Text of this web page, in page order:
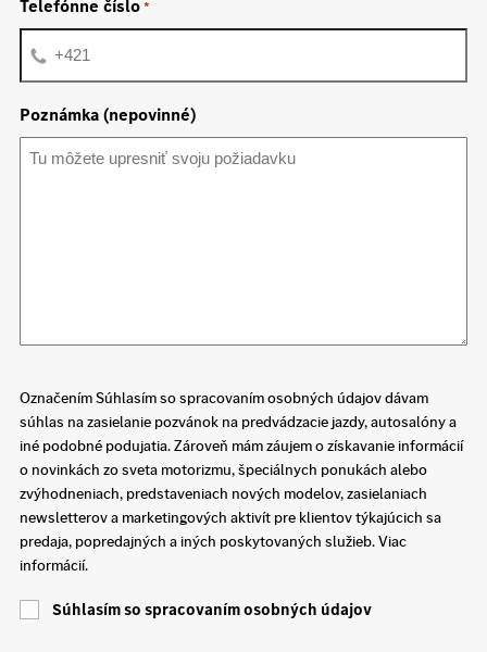
Telefónne číslo*
Poznámka (nepovinné)
Označením Súhlasím so spracovaním osobných údajov dávam
súhlas na zasielanie pozvánok na predvádzacie jazdy, autosalóny a
iné podobné podujatia. Zároveň mám záujem o získavanie informácií
o novinkách zo sveta motorizmu, špeciálnych ponukách alebo
zvýhodneniach, predstaveniach nových modelov, zasielaniach
newsletterov a marketingových aktivít pre klientov týkajúcich sa
predaja, popredajných a iných poskytovaných služieb. Viac
informácií.
Súhlasím so spracovaním osobných údajov